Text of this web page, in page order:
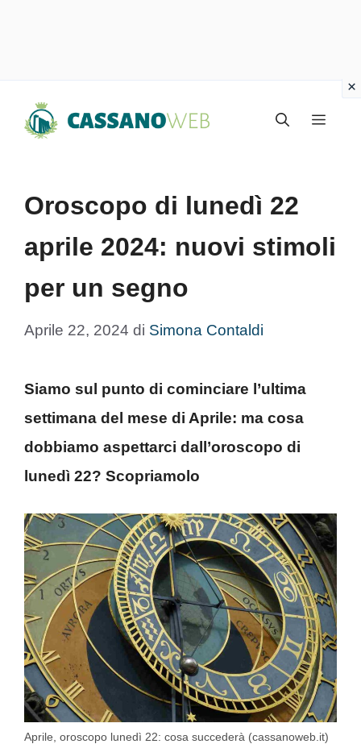
Menu
Oroscopo di lunedì 22
aprile 2024: nuovi stimoli
per un segno
Aprile 22, 2024 di Simona Contaldi
Siamo sul punto di cominciare l’ultima
settimana del mese di Aprile: ma cosa
dobbiamo aspettarci dall’oroscopo di
lunedì 22? Scopriamolo
Aprile, oroscopo lunedì 22: cosa succederà (cassanoweb.it)